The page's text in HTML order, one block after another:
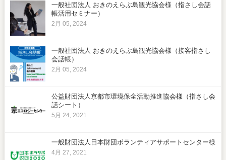
一般社団法人 おきのえらぶ島観光協会様（指さし会話
帳活用セミナー）
2月 05, 2024
一般社団法人 おきのえらぶ島観光協会様（接客指さし
会話帳）
2月 05, 2024
公益財団法人京都市環境保全活動推進協会様（指さし会
話シート）
5月 24, 2021
一般財団法人日本財団ボランティアサポートセンター様
4月 27, 2021